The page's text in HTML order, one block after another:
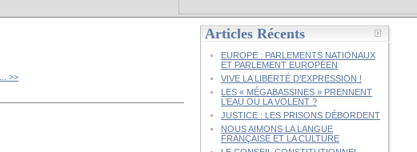
>>
Articles Récents
EUROPE : PARLEMENTS NATIONAUX
ET PARLEMENT EUROPÉEN
VIVE LA LIBERTÉ D’EXPRESSION !
LES « MÉGABASSINES » PRENNENT
L’EAU OU LA VOLENT ?
JUSTICE : LES PRISONS DÉBORDENT
NOUS AIMONS LA LANGUE
FRANÇAISE ET LA CULTURE